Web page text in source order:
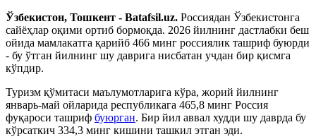
Ўзбекистон, Тошкент - Batafsil.uz. Россиядан Ўзбекистонга
сайёҳлар оқими ортиб бормоқда. 2026 йилнинг дастлабки беш
ойида мамлакатга қарийб 466 минг россиялик ташриф буюрди
- бу ўтган йилнинг шу даврига нисбатан учдан бир қисмга
кўпдир.
Туризм қўмитаси маълумотларига кўра, жорий йилнинг
январь-май ойларида республикага 465,8 минг Россия
фуқароси ташриф буюрган. Бир йил аввал худди шу даврда бу
кўрсаткич 334,3 минг кишини ташкил этган эди.